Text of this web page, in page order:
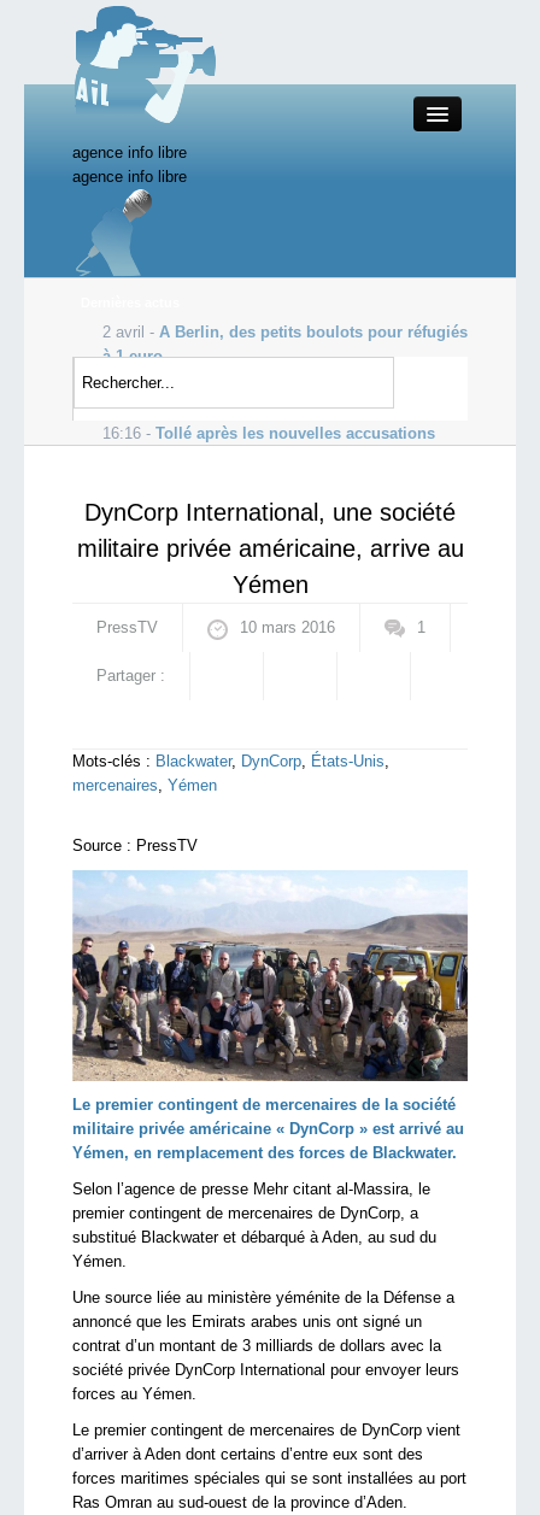
agence info libre
Close
Productions AIL
Actualité
Starting Doc
agence info libre
2 avril - A Berlin, des petits boulots pour réfugiés
à 1 euro
18:44 -EDF vise de nouvelles centrales
nucléaires en France vers 2030
16:16 - Tollé après les nouvelles accusations
DynCorp International, une société
militaire privée américaine, arrive au
Yémen
PressTV 10 mars 2016 1
Partager :
Mots-clés : Blackwater, DynCorp, États-Unis,
mercenaires, Yémen
Source : PressTV
Le premier contingent de mercenaires de la société
militaire privée américaine « DynCorp » est arrivé au
Yémen, en remplacement des forces de Blackwater.
Selon l’agence de presse Mehr citant al-Massira, le
premier contingent de mercenaires de DynCorp, a
substitué Blackwater et débarqué à Aden, au sud du
Yémen.
Une source liée au ministère yéménite de la Défense a
annoncé que les Emirats arabes unis ont signé un
contrat d’un montant de 3 milliards de dollars avec la
société privée DynCorp International pour envoyer leurs
forces au Yémen.
Le premier contingent de mercenaires de DynCorp vient
d’arriver à Aden dont certains d’entre eux sont des
forces maritimes spéciales qui se sont installées au port
Ras Omran au sud-ouest de la province d’Aden.